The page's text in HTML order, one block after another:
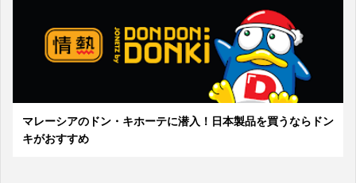
マレーシアのドン・キホーテに潜入！日本製品を買うならドン
キがおすすめ